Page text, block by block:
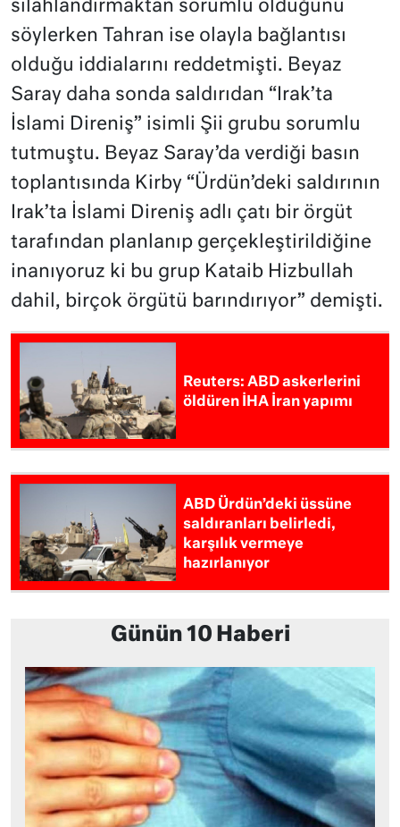
silahlandırmaktan sorumlu olduğunu
söylerken Tahran ise olayla bağlantısı
olduğu iddialarını reddetmişti. Beyaz
Saray daha sonda saldırıdan “Irak’ta
İslami Direniş” isimli Şii grubu sorumlu
tutmuştu. Beyaz Saray’da verdiği basın
toplantısında Kirby “Ürdün’deki saldırının
Irak’ta İslami Direniş adlı çatı bir örgüt
tarafından planlanıp gerçekleştirildiğine
inanıyoruz ki bu grup Kataib Hizbullah
dahil, birçok örgütü barındırıyor” demişti.
Reuters: ABD askerlerini
öldüren İHA İran yapımı
ABD Ürdün’deki üssüne
saldıranları belirledi,
karşılık vermeye
hazırlanıyor
Günün 10 Haberi